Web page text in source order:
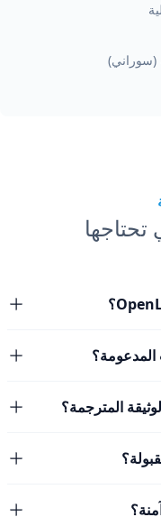
(سوراني)
المترجمة؟